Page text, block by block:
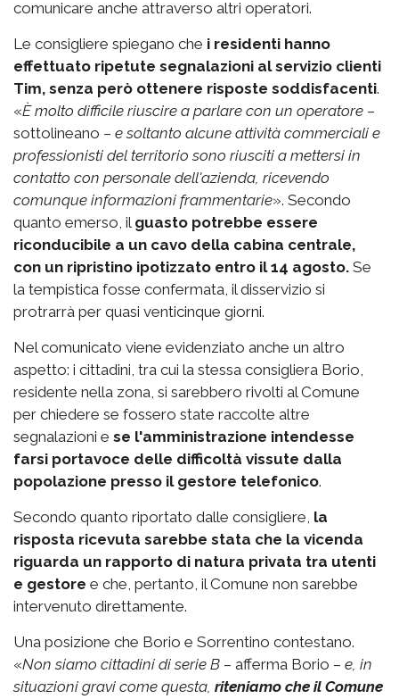
comunicare anche attraverso altri operatori.
Le consigliere spiegano che i residenti hanno
effettuato ripetute segnalazioni al servizio clienti
Tim, senza però ottenere risposte soddisfacenti.
«È molto difficile riuscire a parlare con un operatore –
sottolineano – e soltanto alcune attività commerciali e
professionisti del territorio sono riusciti a mettersi in
contatto con personale dell'azienda, ricevendo
comunque informazioni frammentarie». Secondo
quanto emerso, il guasto potrebbe essere
riconducibile a un cavo della cabina centrale,
con un ripristino ipotizzato entro il 14 agosto. Se
la tempistica fosse confermata, il disservizio si
protrarrà per quasi venticinque giorni.
Nel comunicato viene evidenziato anche un altro
aspetto: i cittadini, tra cui la stessa consigliera Borio,
residente nella zona, si sarebbero rivolti al Comune
per chiedere se fossero state raccolte altre
segnalazioni e se l'amministrazione intendesse
farsi portavoce delle difficoltà vissute dalla
popolazione presso il gestore telefonico.
Secondo quanto riportato dalle consigliere, la
risposta ricevuta sarebbe stata che la vicenda
riguarda un rapporto di natura privata tra utenti
e gestore e che, pertanto, il Comune non sarebbe
intervenuto direttamente.
Una posizione che Borio e Sorrentino contestano.
«Non siamo cittadini di serie B – afferma Borio – e, in
situazioni gravi come questa, riteniamo che il Comune